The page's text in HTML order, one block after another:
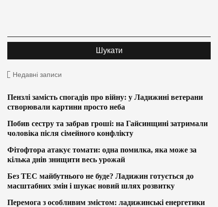
Недавні записи
Пензлі замість спогадів про війну: у Ладижині ветерани
створювали картини просто неба
Побив сестру та забрав гроші: на Гайсинщині затримали
чоловіка після сімейного конфлікту
Фітофтора атакує томати: одна помилка, яка може за
кілька днів знищити весь урожай
Без ТЕС майбутнього не буде? Ладижин готується до
масштабних змін і шукає новий шлях розвитку
Перемога з особливим змістом: ладижинські енергетики